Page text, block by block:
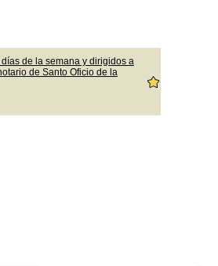
de la semana y dirigidos a
de Santo Oficio de la